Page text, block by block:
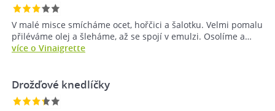
V malé misce smícháme ocet, hořčici a šalotku. Velmi pomalu
přiléváme olej a šleháme, až se spojí v emulzi. Osolíme a…
více o Vinaigrette
Drožďové knedlíčky